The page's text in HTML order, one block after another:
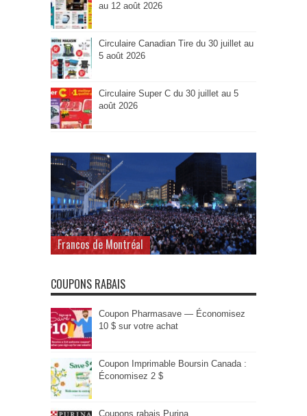
au 12 août 2026
Circulaire Canadian Tire du 30 juillet au
5 août 2026
Circulaire Super C du 30 juillet au 5
août 2026
Francos de Montréal
COUPONS RABAIS
Coupon Pharmasave — Économisez
10 $ sur votre achat
Coupon Imprimable Boursin Canada :
Économisez 2 $
Coupons rabais Purina